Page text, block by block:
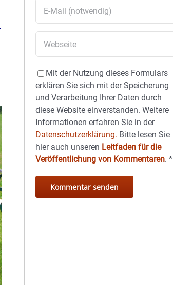
Mit der Nutzung dieses Formulars
erklären Sie sich mit der Speicherung
und Verarbeitung Ihrer Daten durch
diese Website einverstanden. Weitere
Informationen erfahren Sie in der
Datenschutzerklärung. Bitte lesen Sie
hier auch unseren Leitfaden für die
Veröffentlichung von Kommentaren.*